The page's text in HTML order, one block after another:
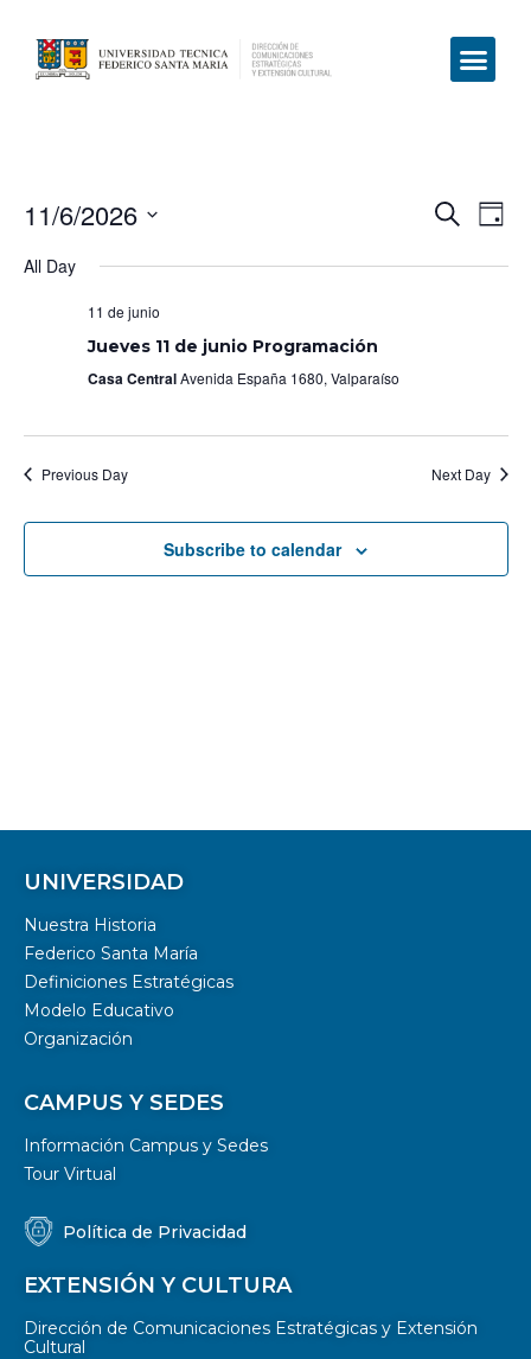
Search
Day
11/6/2026
date.
All Day
11 de junio
Jueves 11 de junio Programación
Casa CentralAvenida España 1680, Valparaíso
Previous Day Next Day
Subscribe to calendar
UNIVERSIDAD
Nuestra Historia
Federico Santa María
Definiciones Estratégicas
Modelo Educativo
Organización
CAMPUS Y SEDES
Información Campus y Sedes
Tour Virtual
Política de Privacidad
EXTENSIÓN Y CULTURA
Dirección de Comunicaciones Estratégicas y Extensión
Cultural